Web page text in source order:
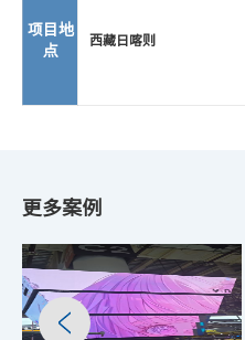
项目地
点
西藏日喀则
更多案例